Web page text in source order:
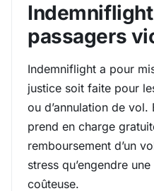
passagers
Indemniflight a pour
justice soit faite pour
ou d’annulation de
prend en charge
remboursement d’un
stress qu’engendre
coûteuse.